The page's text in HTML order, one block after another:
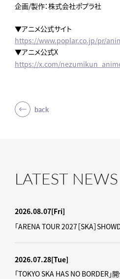
企画/製作：株式会社ポプラ社
▼アニメ公式サイト
https://www.poplar.co.jp/pr/
▼アニメ公式X
https://x.com/
back
LATEST NEWS
2026.08.07[Fri]
「ARENA TOUR 2027［SKA］
2026.07.28[Tue]
「TOKYO SKA HAS NO BORDER」